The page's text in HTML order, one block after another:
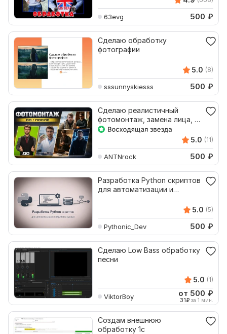
63evg 500 ₽
Сделаю обработку
фотографии
5.0 (8)
sssunnyskiesss 500 ₽
Сделаю реалистичный
фотомонтаж, замена лица, AI
обработка
5.0 (11)
ANTNrock 500 ₽
Разработка Python скриптов
для автоматизации и
5.0 (5)
Pythonic_Dev 500 ₽
Сделаю Low Bass обработку
песни
5.0 (1)
ViktorBoy от 500 ₽
31₽ за 1 мин.
Создам внешнюю
обработку 1с